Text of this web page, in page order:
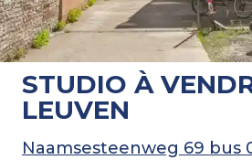
STUDIO À
LEUVEN
Naamsesteenweg 69 bus